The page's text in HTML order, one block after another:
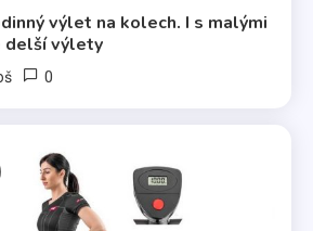
výlet na kolech. I s malými
delší výlety
0